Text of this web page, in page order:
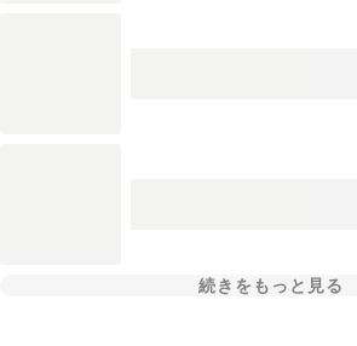
続きをもっと見る